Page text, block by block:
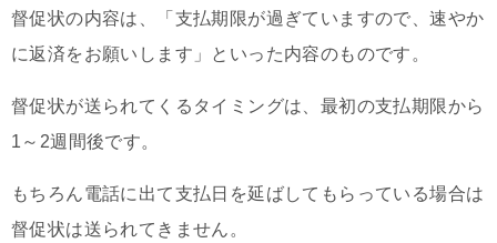
督促状の内容は、「支払期限が過ぎていますので、速やか
に返済をお願いします」といった内容のものです。
督促状が送られてくるタイミングは、最初の支払期限から
1～2週間後です。
もちろん電話に出て支払日を延ばしてもらっている場合は
督促状は送られてきません。